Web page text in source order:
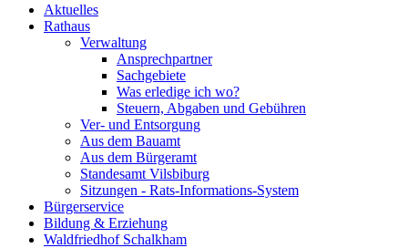
Aktuelles
Rathaus
Verwaltung
Ansprechpartner
Sachgebiete
Was erledige ich wo?
Steuern, Abgaben und Gebühren
Ver- und Entsorgung
Aus dem Bauamt
Aus dem Bürgeramt
Standesamt Vilsbiburg
Sitzungen - Rats-Informations-System
Bürgerservice
Bildung & Erziehung
Waldfriedhof Schalkham